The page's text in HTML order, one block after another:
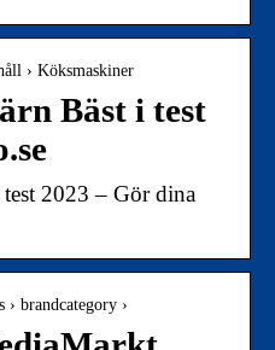
› Köksmaskiner
Bäst i test
2023 – Gör dina
brandcategory ›